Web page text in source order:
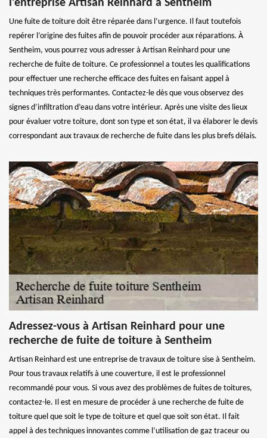
l’entreprise Artisan Reinhard à Sentheim
Une fuite de toiture doit être réparée dans l’urgence. Il faut toutefois
repérer l’origine des fuites afin de pouvoir procéder aux réparations. À
Sentheim, vous pourrez vous adresser à Artisan Reinhard pour une
recherche de fuite de toiture. Ce professionnel a toutes les qualifications
pour effectuer une recherche efficace des fuites en faisant appel à
techniques très performantes. Contactez-le dès que vous observez des
signes d’infiltration d’eau dans votre intérieur. Après une visite des lieux
pour évaluer votre toiture, dont son type et son état, il va élaborer le devis
correspondant aux travaux de recherche de fuite dans les plus brefs délais.
Adressez-vous à Artisan Reinhard pour une
recherche de fuite de toiture à Sentheim
Artisan Reinhard est une entreprise de travaux de toiture sise à Sentheim.
Pour tous travaux relatifs à une couverture, il est le professionnel
recommandé pour vous. Si vous avez des problèmes de fuites de toitures,
contactez-le. Il est en mesure de procéder à une recherche de fuite de
toiture quel que soit le type de toiture et quel que soit son état. Il fait
appel à des techniques innovantes comme l’utilisation de gaz traceur ou